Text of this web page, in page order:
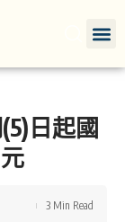
日起國
3 Min Read